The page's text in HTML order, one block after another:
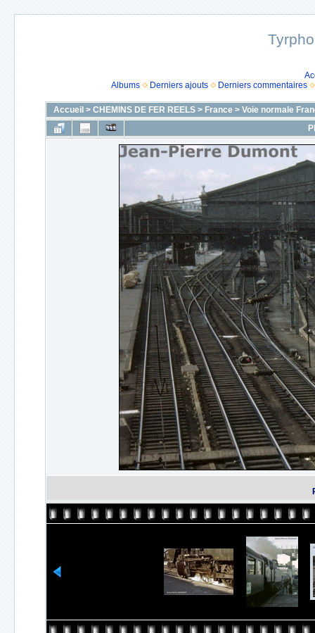
Albums
Derniers ajouts Derniers commentaires
Accueil > CHEMINS DE FER REELS> France> Voie normale